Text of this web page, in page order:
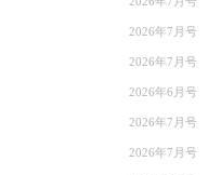
2026年7月号
2026年7月号
2026年6月号
2026年7月号
2026年7月号